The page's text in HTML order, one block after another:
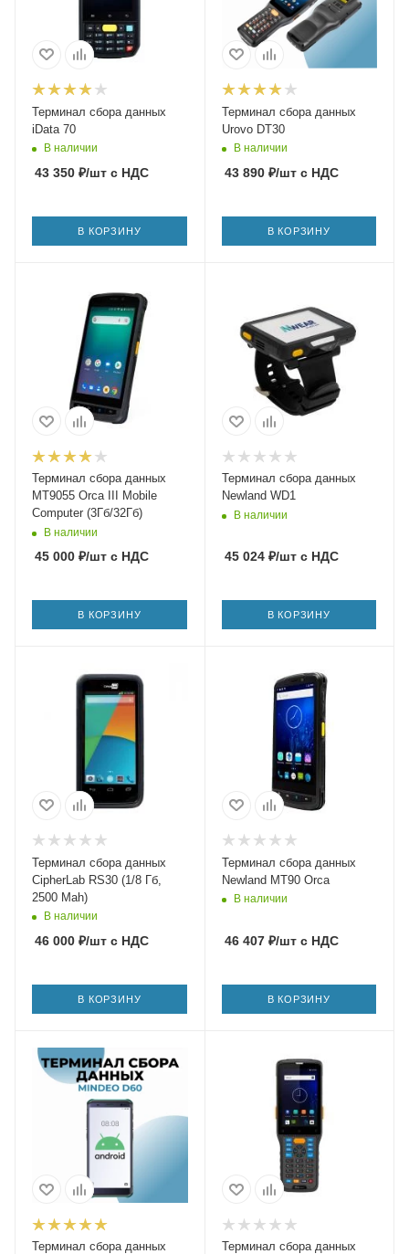
Терминал сбора данных
iData 70
В наличии
43 350 ₽/шт с НДС
В КОРЗИНУ
Терминал сбора данных
Urovo DT30
В наличии
43 890₽/штс НДС
В КОРЗИНУ
Терминал сбора данных
MT9055 Orca III Mobile
Computer (3Гб/32Гб)
В наличии
45 000 ₽/шт с НДС
В КОРЗИНУ
Терминал сбора данных
Newland WD1
В наличии
45 024₽/штс НДС
В КОРЗИНУ
Терминал сбора данных
CipherLab RS30 (1/8 Гб,
2500 Mah)
В наличии
46 000 ₽/шт с НДС
В КОРЗИНУ
Терминал сбора данных
Newland MT90 Orca
В наличии
46 407₽/штс НДС
В КОРЗИНУ
Терминал сбора данных
Терминал сбора данных